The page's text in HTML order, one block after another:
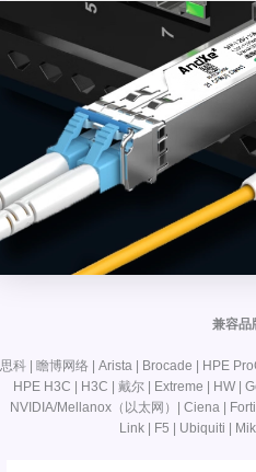
兼容品
思科 | 瞻博网络 | Arista | Brocade | HPE
HPE H3C | H3C | 戴尔 | Extreme | HW |
NVIDIA/Mellanox（以太网）| Ciena |
Link | F5 | Ubiquiti |